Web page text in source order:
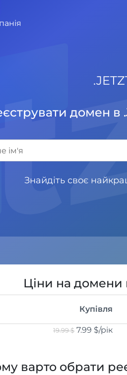
.
домен в
Знайдіть своє
Ціни на домени
Купівля
19.99 $ 7.99 $/рік
варто обрати